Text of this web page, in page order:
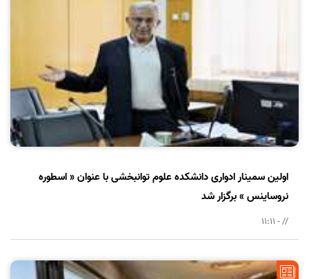
اولین سمینار ادواری دانشکده علوم توانبخشی با عنوان « اسطوره
نروساینس » برگزار شد
// - 11:11